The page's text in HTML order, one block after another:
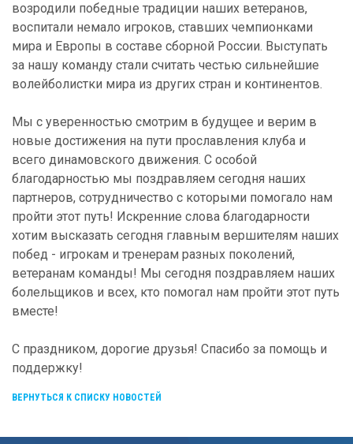
возродили победные традиции наших ветеранов,
воспитали немало игроков, ставших чемпионками
мира и Европы в составе сборной России. Выступать
за нашу команду стали считать честью сильнейшие
волейболистки мира из других стран и континентов.
Мы с уверенностью смотрим в будущее и верим в
новые достижения на пути прославления клуба и
всего динамовского движения. С особой
благодарностью мы поздравляем сегодня наших
партнеров, сотрудничество с которыми помогало нам
пройти этот путь! Искренние слова благодарности
хотим высказать сегодня главным вершителям наших
побед - игрокам и тренерам разных поколений,
ветеранам команды! Мы сегодня поздравляем наших
болельщиков и всех, кто помогал нам пройти этот путь
вместе!
С праздником, дорогие друзья! Спасибо за помощь и
поддержку!
ВЕРНУТЬСЯ К СПИСКУ НОВОСТЕЙ